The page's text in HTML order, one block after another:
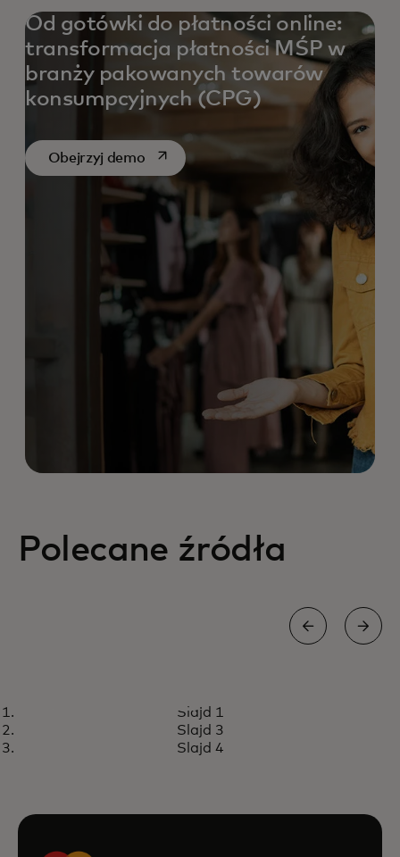
Od gotówki do płatności online:
transformacja płatności MŚP w
branży pakowanych towarów
konsumpcyjnych (CPG)
Obejrzyj demoopens in a new tab
Polecane źródła
Cyberzagrożenia dla małych
przedsiębiorstw
Przeczytaj artykuł
Slajd 1
Slajd 3
Slajd 4